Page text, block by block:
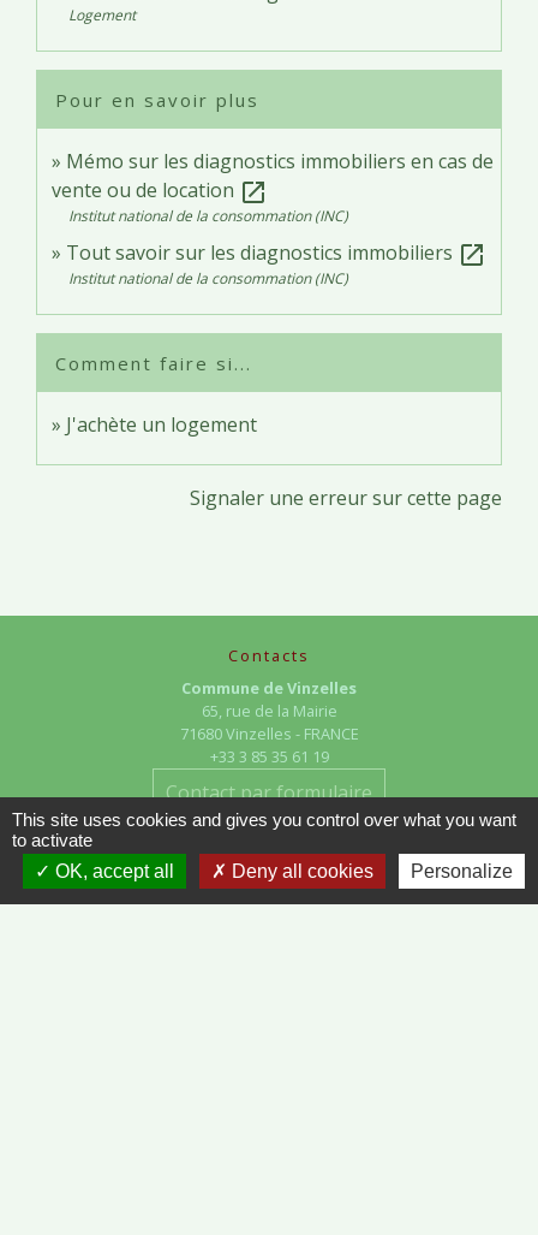
Logement
Pour en savoir plus
Mémo sur les diagnostics immobiliers en cas de
vente ou de location open_in_new
Institut national de la consommation (INC)
Tout savoir sur les diagnostics immobiliers open_in_new
Institut national de la consommation (INC)
Comment faire si...
J'achète un logement
Signaler une erreur sur cette page
Contacts
Commune de Vinzelles
65, rue de la Mairie
71680 Vinzelles - FRANCE
+33 3 85 35 61 19
Contact par formulaire
This site uses cookies and gives you control over what you want
to activate
OK, accept all
Deny all cookies Personalize